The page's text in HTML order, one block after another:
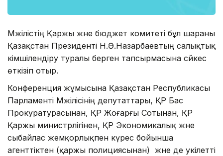
Мәжілістің Қаржы және бюджет комитеті бұл шараны
Қазақстан Президенті Н.Ә.Назарбаевтың салықтық
әкімшілендіру туралы берген тапсырмасына сәйкес
өткізіп отыр.
Конференция жұмысына Қазақстан Республикасы
Парламенті Мәжілісінің депутаттары, ҚР Бас
Прокуратурасынан, ҚР Жоғарғы Сотынан, ҚР
Қаржы министрлігінен, ҚР Экономикалық және
сыбайлас жемқорлықпен күрес бойынша
агенттіктен (қаржы полициясынан) және де уәкілетті